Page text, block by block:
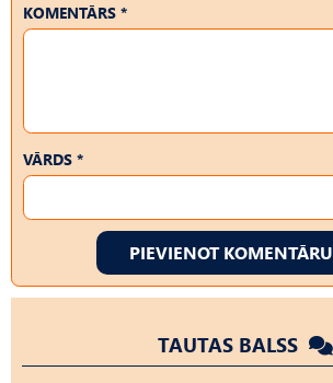
KOMENTĀRS *
VĀRDS *
PIEVIENOT KOMENTĀRU
TAUTAS BALSS